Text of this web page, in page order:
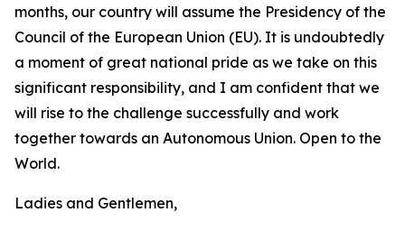
months, our country will assume the Presidency of the
Council of the European Union (EU). It is undoubtedly
a moment of great national pride as we take on this
significant responsibility, and I am confident that we
will rise to the challenge successfully and work
together towards an Autonomous Union. Open to the
World.
Ladies and Gentlemen,